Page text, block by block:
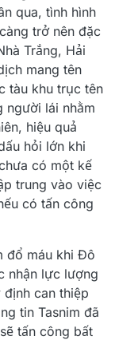
qua, tình hình
trở nên đặc
Trắng, Hải
mang tên
tàu khu trục tên
người lái nhằm
hiệu quả
hỏi lớn khi
có một kế
trung vào việc
có tấn công
đổ máu khi Đô
nhận lực lượng
can thiệp
tin Tasnim đã
tấn công bất